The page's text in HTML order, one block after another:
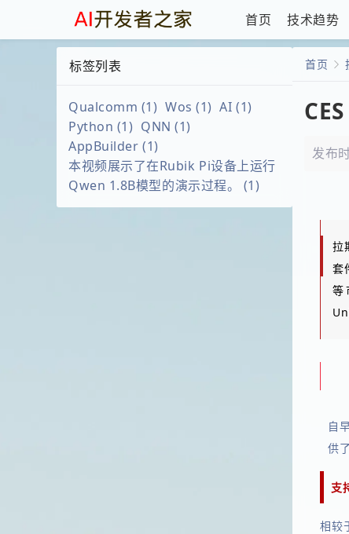
首页 技术趋势
标签列表
Qualcomm (1) Wos (1) AI (1)
Python (1) QNN (1)
AppBuilder (1)
本视频展示了在Rubik Pi设备上运行
Qwen 1.8B模型的演示过程。
(1)
首页
发布
拉
套
等
自
供
支
相较